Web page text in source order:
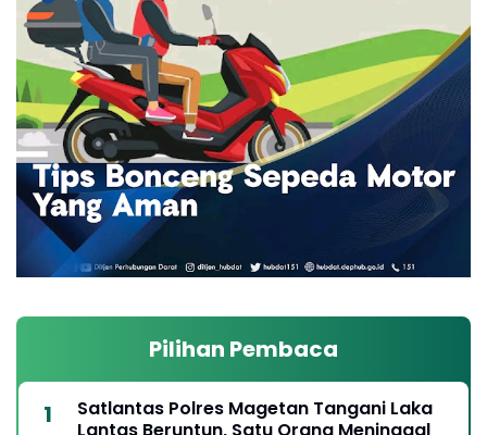
Pilihan Pembaca
Satlantas Polres Magetan Tangani Laka
Lantas Beruntun, Satu Orang Meninggal